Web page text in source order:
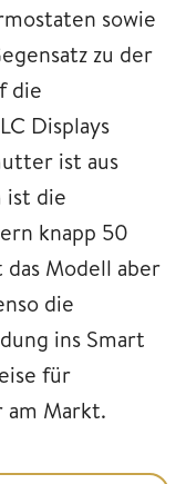
sowie
zu der
die
Displays
ist aus
ist die
knapp 50
Modell aber
die
ins Smart
für
Markt.